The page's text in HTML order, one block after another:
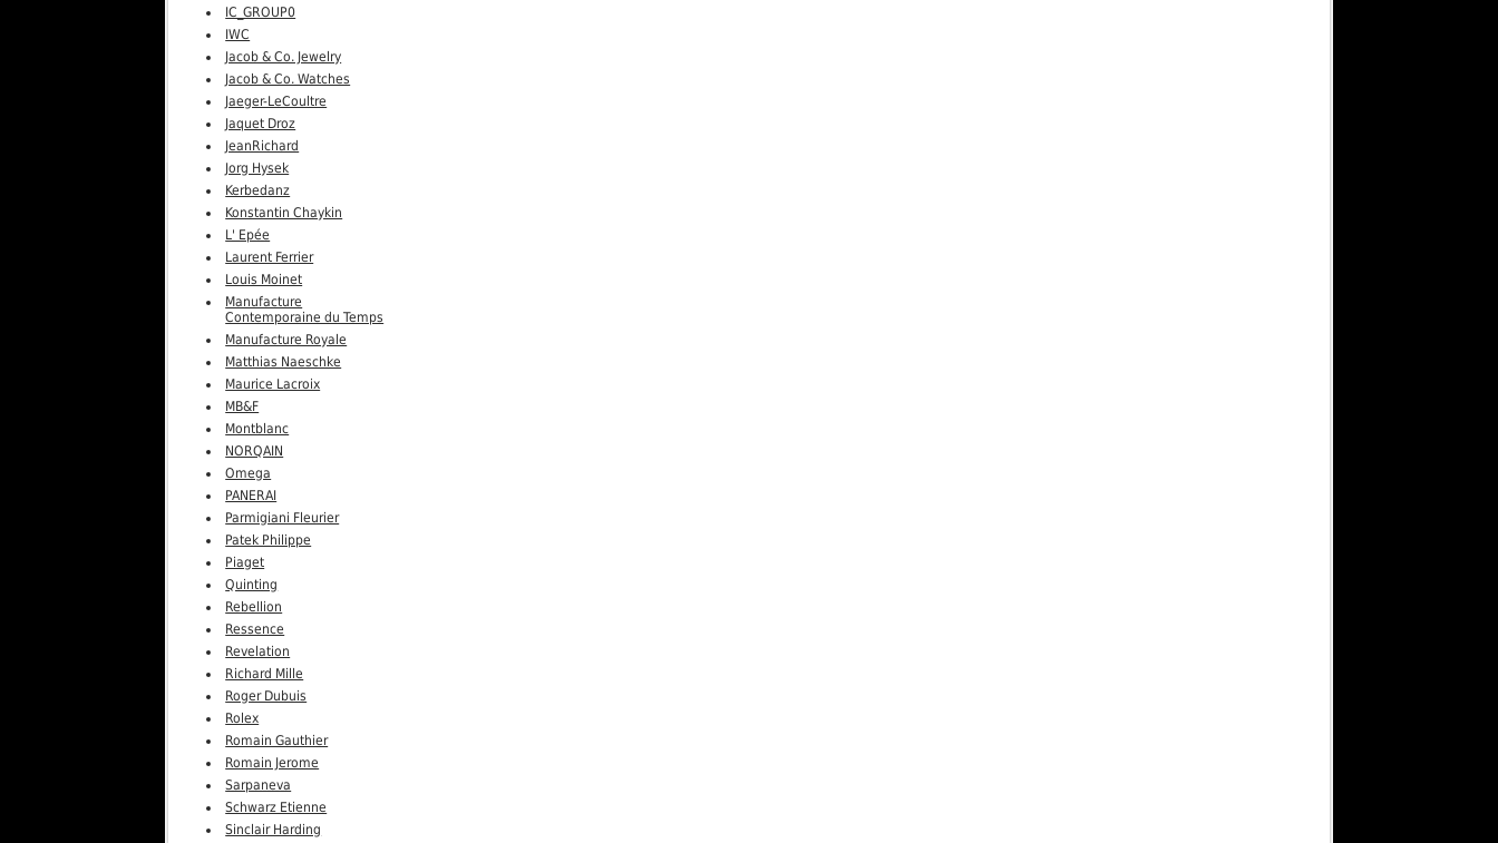
IC_GROUP0
IWC
Jacob & Co. Jewelry
Jacob & Co. Watches
Jaeger-LeCoultre
Jaquet Droz
JeanRichard
Jorg Hysek
Kerbedanz
Konstantin Chaykin
L' Epée
Laurent Ferrier
Louis Moinet
Manufacture
Contemporaine du Temps
Manufacture Royale
Matthias Naeschke
Maurice Lacroix
MB&F
Montblanc
NORQAIN
Omega
PANERAI
Parmigiani Fleurier
Patek Philippe
Piaget
Quinting
Rebellion
Ressence
Revelation
Richard Mille
Roger Dubuis
Rolex
Romain Gauthier
Romain Jerome
Sarpaneva
Schwarz Etienne
Sinclair Harding